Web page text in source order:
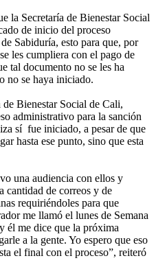
la Secretaría de Bienestar Social
de inicio del proceso
Sabiduría, esto para que, por
les cumpliera con el pago de
tal documento no se les ha
no se haya iniciado.
Bienestar Social de Cali,
administrativo para la sanción
sí fue iniciado, a pesar de que
hasta ese punto, sino que esta
una audiencia con ellos y
cantidad de correos y de
requiriéndoles para que
me llamó el lunes de Semana
él me dice que la próxima
a la gente. Yo espero que eso
el final con el proceso”, reiteró